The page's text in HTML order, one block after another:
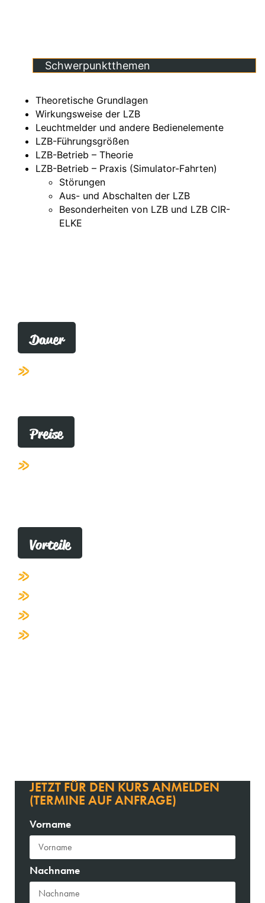
Schwerpunktthemen
Theoretische Grundlagen
Wirkungsweise der LZB
Leuchtmelder und andere Bedienelemente
LZB-Führungsgrößen
LZB-Betrieb – Theorie
LZB-Betrieb – Praxis (Simulator-Fahrten)
Störungen
Aus- und Abschalten der LZB
Besonderheiten von LZB und LZB CIR-
ELKE
Dauer
Preise
Vorteile
JETZT FÜR DEN KURS ANMELDEN
(TERMINE AUF ANFRAGE)
Vorname
Nachname